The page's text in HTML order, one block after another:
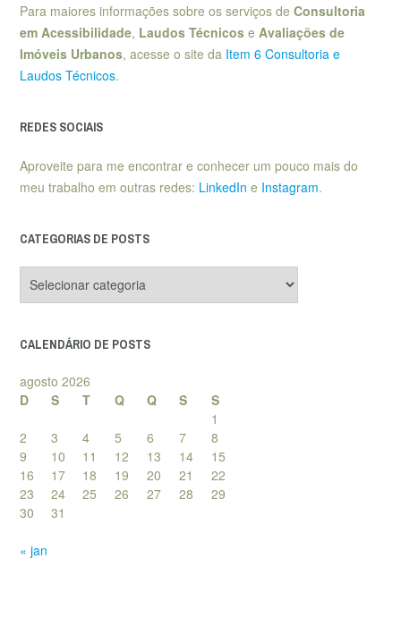
Para maiores informações sobre os serviços de Consultoria
em Acessibilidade, Laudos Técnicos e Avaliações de
Imóveis Urbanos, acesse o site da Item 6 Consultoria e
Laudos Técnicos.
REDES SOCIAIS
Aproveite para me encontrar e conhecer um pouco mais do
meu trabalho em outras redes: LinkedIn e Instagram.
CATEGORIAS DE POSTS
de
CALENDÁRIO DE POSTS
agosto 2026
D
S T Q Q S
S
1
2
3 4 5 6 7
8
9
10 11 12 13 14
15
16
17 18 19 20 21
22
23
24 25 26 27 28
29
30
31
« jan